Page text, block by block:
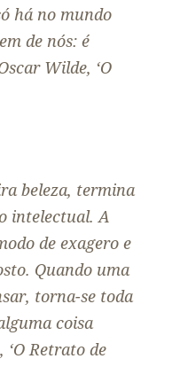
há no mundo
de nós: é
Wilde, ‘O
beleza, termina
intelectual. A
de exagero e
Quando uma
torna-se toda
coisa
Retrato de